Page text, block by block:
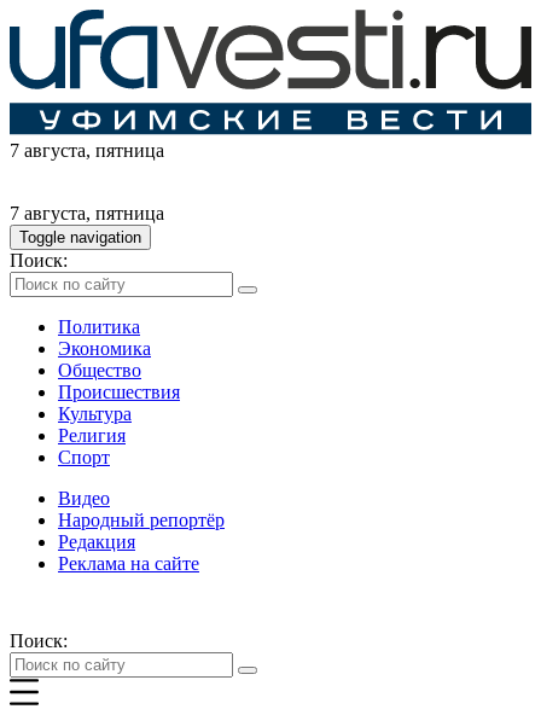
7 августа, пятница
7 августа, пятница
Toggle navigation
Поиск:
Политика
Экономика
Общество
Происшествия
Культура
Религия
Спорт
Видео
Народный репортёр
Редакция
Реклама на сайте
Поиск: